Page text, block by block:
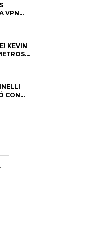
VPN
KEVIN
CON